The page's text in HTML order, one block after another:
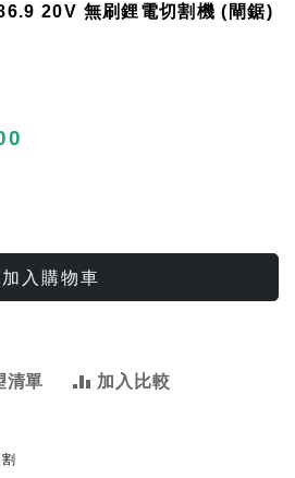
20V 無刷鋰電切割機 (閘鋸)
加入購物車
清單 加入比較